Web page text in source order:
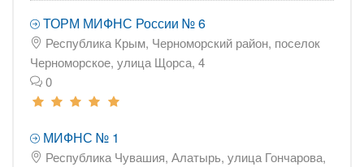
ТОРМ МИФНС России № 6
Республика Крым, Черноморский район, поселок
Черноморское, улица Щорса, 4
0
МИФНС № 1
Республика Чувашия, Алатырь, улица Гончарова,